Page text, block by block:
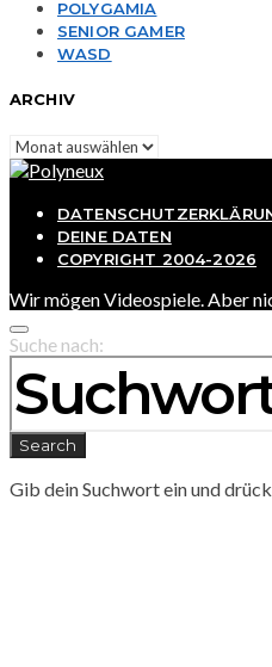
POLYGAMIA
SENIOR GAMER
WASD
ARCHIV
Archiv
DEINE DATEN
COPYRIGHT 2004-2026
Wir mögen Videospiele. Aber
Suche nach:
Search
Gib dein Suchwort ein und